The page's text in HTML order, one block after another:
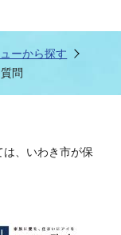
ーから探す
問
、いわき市が保